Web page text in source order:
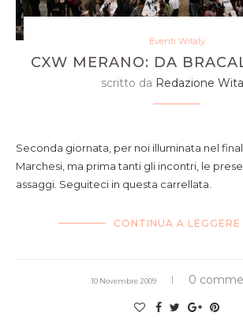
Eventi Witaly
CXW MERANO: DA
scritto da Redazione
la spettacolare sala del
Seconda giornata, per noi illuminata nel
Marchesi, ma prima tanti gli incontri, le
assaggi. Seguiteci in questa carrellata.
CONTINUA A LEGGERE
10 Novembre 2009 0